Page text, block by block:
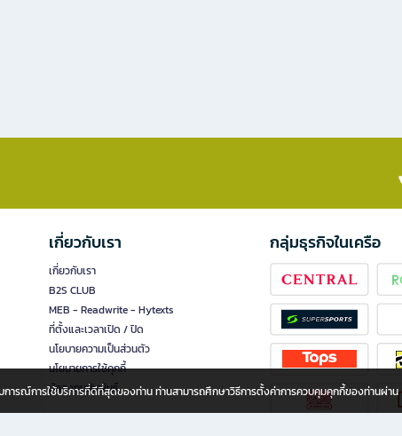
เกี่ยวกับเรา
เกี่ยวกับเรา
B2S CLUB
MEB - Readwrite - Hytexts
ที่ตั้งและเวลาเปิด / ปิด
นโยบายความเป็นส่วนตัว
นโยบายการใช้คุกกี้
นักลงทุนสัมพันธ์
กลุ่มธุรกิจในเครือ
การณ์การใช้บริการที่ดีที่สุดของท่าน ท่านสามารถศึกษาวิธีการตั้งค่าการควบคุมคุกกี้ของท่านผ่าน